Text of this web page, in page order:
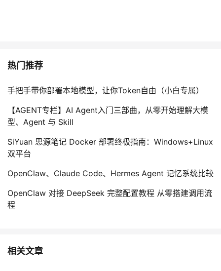
热门推荐
手把手带你部署本地模型，让你Token自由（小白专属）
【AGENT专栏】AI Agent入门三部曲，从零开始理解大模
型、Agent 与 Skill
SiYuan 思源笔记 Docker 部署终极指南：Windows+Linux
双平台
OpenClaw、Claude Code、Hermes Agent 记忆系统比较
OpenClaw 对接 DeepSeek 完整配置教程 从零搭建调用流
程
相关文章